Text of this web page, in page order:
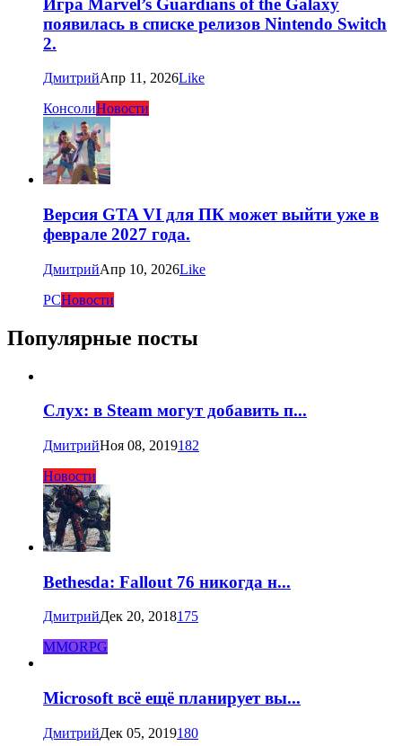
появилась в списке релизов Nintendo Switch
2.
ДмитрийАпр 11, 2026Like
КонсолиНовости
Версия GTA VI для ПК может выйти уже в
феврале 2027 года.
ДмитрийАпр 10, 2026Like
PCНовости
Популярные посты
Слух: в Steam могут добавить п...
ДмитрийНоя 08, 2019182
Новости
Bethesda: Fallout 76 никогда н...
ДмитрийДек 20, 2018175
MMORPG
Microsoft всё ещё планирует вы...
ДмитрийДек 05, 2019180